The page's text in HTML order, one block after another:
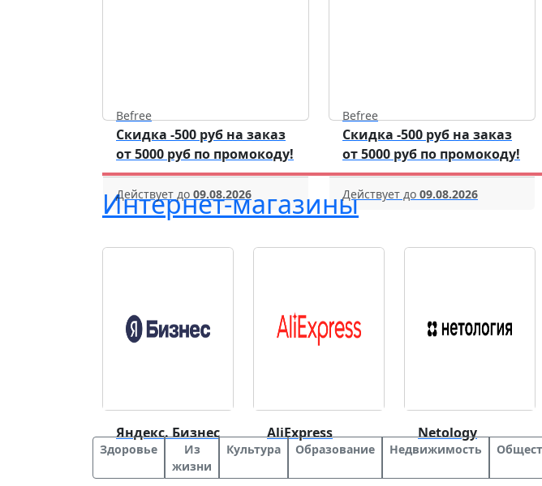
Befree
Скидка -500 руб на заказ
от 5000 руб по промокоду!
Действует до 09.08.2026
Befree
Скидка -500 руб на заказ
от 5000 руб по промокоду!
Действует до 09.08.2026
Интернет-магазины
Яндекс. Бизнес AliExpress Netology
Здоровье
Из
жизни
Культура Образование Недвижимость